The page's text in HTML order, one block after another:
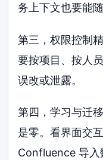
务上下文也要能
第三，权限控制
要按项目、按人
误改或泄露。
第四，学习与迁
是零。看界面交
Confluence 导入